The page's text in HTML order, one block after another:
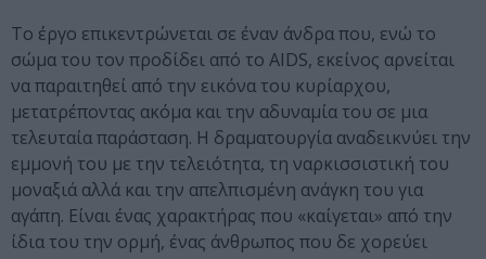
Το έργο επικεντρώνεται σε έναν άνδρα που, ενώ το
σώμα του τον προδίδει από το AIDS, εκείνος αρνείται
να παραιτηθεί από την εικόνα του κυρίαρχου,
μετατρέποντας ακόμα και την αδυναμία του σε μια
τελευταία παράσταση. Η δραματουργία αναδεικνύει την
εμμονή του με την τελειότητα, τη ναρκισσιστική του
μοναξιά αλλά και την απελπισμένη ανάγκη του για
αγάπη. Είναι ένας χαρακτήρας που «καίγεται» από την
ίδια του την ορμή, ένας άνθρωπος που δε χορεύει